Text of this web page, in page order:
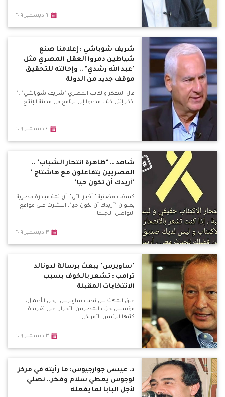
٦ ديسمبر ٢٠١٩
شريف شوباشي : إعلامنا صنع
شياطين دمروا العقل المصري مثل
"عبد الله رشدي" .. وإحالته للتحقيق
موقف جديد من الدولة
قال المفكر والكاتب المصري "شريف شوباشي" :"
اذكر إنني كنت مدعوا إلى برنامج في مدينة الإنتاج
٤ ديسمبر ٢٠١٩
شاهد .. "ظاهرة انتحار الشباب" ..
المصريين يتفاعلون مع هاشتاج "
"أريدك أن تكون حيا"
كشفت فضائية " أخبار الآن"، أن ثمة مبادرة مصرية
بعنوان "أريدك أن تكون حيا"، انتشرت على مواقع
التواصل الاجتما
٣ ديسمبر ٢٠١٩
"ساويرس" يبعث برسالة لدونالد
ترامب : تشعر بالخوف بسبب
الانتخابات المقبلة
علق المهندس نجيب ساويرس، رجل الأعمال،
مؤسس حزب المصريين الأحرار، على تغريدة
كتبها الرئيس الأمريكي
٣ ديسمبر ٢٠١٩
د. عيسى جوارجيوس: ما رأيته في مركز
لوجوس يعطي سلام وفخر.. نصلي
لأجل البابا لما يفعله